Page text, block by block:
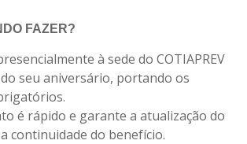
FAZER?
à sede do COTIAPREV
seu aniversário, portando os
é rápido e garante a atualização do
continuidade do benefício.